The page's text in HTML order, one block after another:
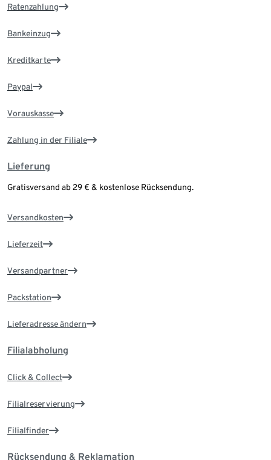
Ratenzahlung
Bankeinzug
Kreditkarte
Paypal
Vorauskasse
Zahlung in der Filiale
Lieferung
Gratisversand ab 29 € & kostenlose Rücksendung.
Versandkosten
Lieferzeit
Versandpartner
Packstation
Lieferadresse ändern
Filialabholung
Click & Collect
Filialreservierung
Filialfinder
Rücksendung & Reklamation